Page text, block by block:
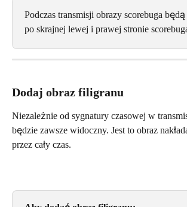
Podczas transmisji obrazy scorebuga
po skrajnej lewej i prawej stronie
Dodaj obraz filigranu
Niezależnie od sygnatury czasowej w
będzie zawsze widoczny. Jest to obraz
przez cały czas.